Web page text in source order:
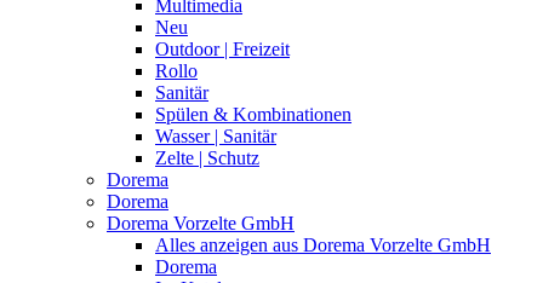
Multimedia
Neu
Outdoor | Freizeit
Rollo
Sanitär
Spülen & Kombinationen
Wasser | Sanitär
Zelte | Schutz
Dorema
Dorema
Dorema Vorzelte GmbH
Alles anzeigen aus Dorema Vorzelte GmbH
Dorema